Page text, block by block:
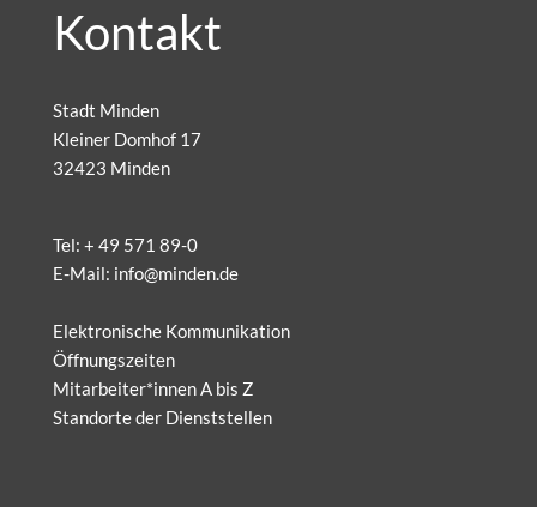
Kontakt
Stadt Minden
Kleiner Domhof 17
32423 Minden
Tel: + 49 571 89-0
E-Mail: info@minden.de
Elektronische Kommunikation
Öffnungszeiten
Mitarbeiter*innen A bis Z
Standorte der Dienststellen